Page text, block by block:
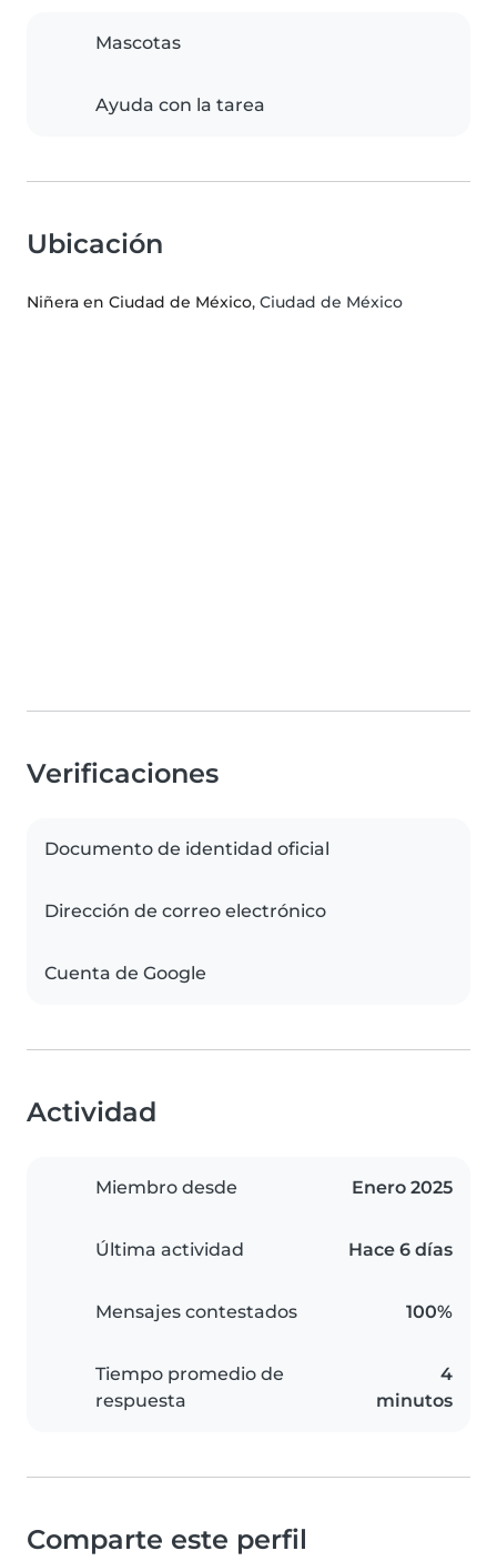
Mascotas
Ayuda con la tarea
Ubicación
Niñera en Ciudad de México, Ciudad de México
Verificaciones
Documento de identidad oficial
Dirección de correo electrónico
Cuenta de Google
Actividad
Miembro desde Enero 2025
Última actividad Hace 6 días
Mensajes contestados 100%
Tiempo promedio de
respuesta
4
minutos
Comparte este perfil